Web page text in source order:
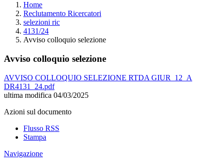
Home
Reclutamento Ricercatori
selezioni ric
4131/24
Avviso colloquio selezione
Avviso colloquio selezione
AVVISO COLLOQUIO SELEZIONE RTDA GIUR_12_A
DR4131_24.pdf
ultima modifica 04/03/2025
Azioni sul documento
Flusso RSS
Stampa
Navigazione